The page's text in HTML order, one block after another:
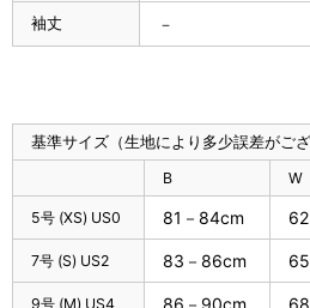
袖丈 －
基準サイズ（生地により多少誤差がござ
B W
5号 (XS) US0 81－84cm
7号 (S) US2 83－86cm
9号 (M) US4